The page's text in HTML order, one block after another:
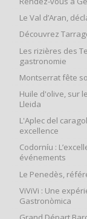
Le Val d’Aran,
Découvrez
Les rizières des
gastronomie
Montserrat fête
Huile d'olive, sur
Lleida
L'Aplec del
excellence
Codorníu :
événements
Le Penedès,
ViViVi : Une
Gastronòmica